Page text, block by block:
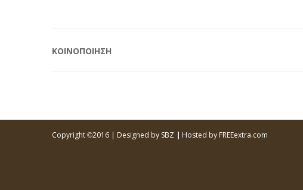
ΚΟΙΝΟΠΟΙΗΣΗ
Copyright ©2016 | Designed by SBZ | Hosted by FREEextra.com